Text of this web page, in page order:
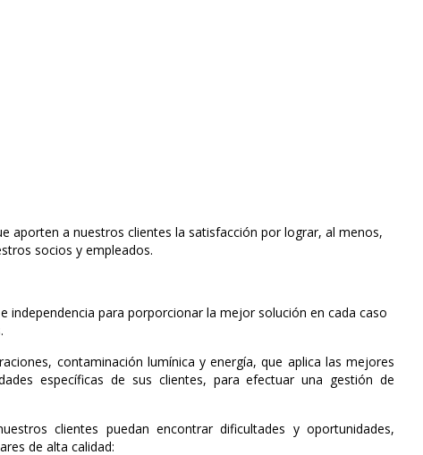
aporten a nuestros clientes la satisfacción por lograr, al menos,
socios y empleados.
independencia para porporcionar la mejor solución en cada caso
contaminación lumínica y energía, que aplica las mejores
específicas de sus clientes, para efectuar una gestión de
clientes puedan encontrar dificultades y oportunidades,
de alta calidad: